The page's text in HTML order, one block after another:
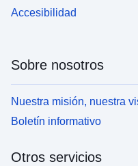
Accesibilidad
Sobre nosotros
Nuestra misión, nuestra
Boletín informativo
Otros servicios